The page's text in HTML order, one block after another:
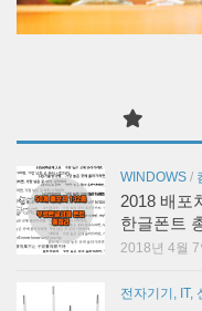
WINDOWS /
2018 배포
한글폰트
2018년 4월 7
전자기기, IT,